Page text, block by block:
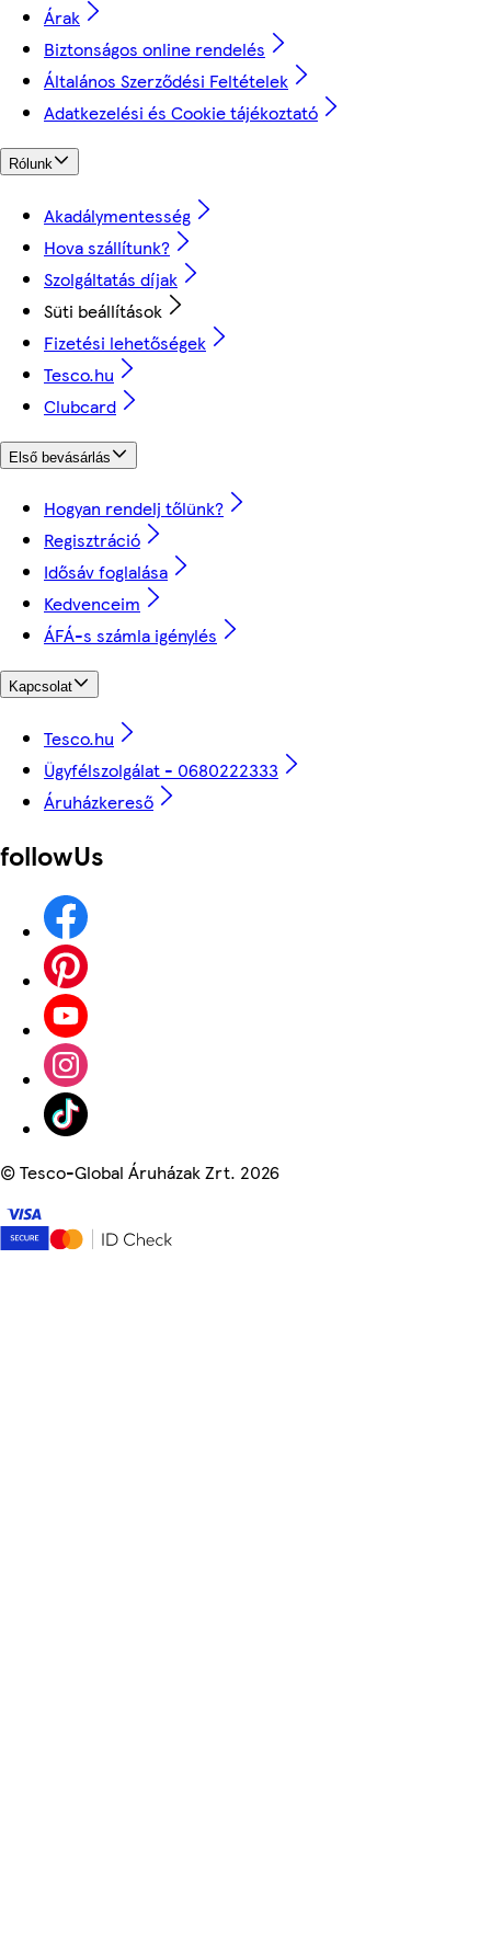
Árak
Biztonságos online rendelés
Általános Szerződési Feltételek
Adatkezelési és Cookie tájékoztató
Rólunk
Akadálymentesség
Hova szállítunk?
Szolgáltatás díjak
Süti beállítások
Fizetési lehetőségek
Tesco.hu
Clubcard
Első bevásárlás
Hogyan rendelj tőlünk?
Regisztráció
Idősáv foglalása
Kedvenceim
ÁFÁ-s számla igénylés
Kapcsolat
Tesco.hu
Ügyfélszolgálat - 0680222333
Áruházkereső
followUs
©Tesco-Global Áruházak Zrt. 2026